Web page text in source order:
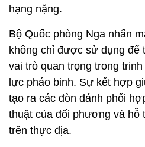
hạng nặng.
Bộ Quốc phòng Nga nhấn
không chỉ được sử dụng để
vai trò quan trọng trong
lực pháo binh. Sự kết hợp
tạo ra các đòn đánh phối
thuật của đối phương và hỗ
trên thực địa.